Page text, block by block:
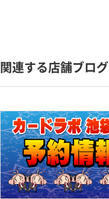
関連する店舗ブログ